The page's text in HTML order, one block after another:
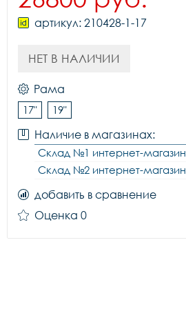
артикул: 210428-1-17
НЕТ В НАЛИЧИИ
Рама
17" 19"
Наличие в магазинах:
Склад №1 интернет-магазин
Склад №2 интернет-магазин
добавить в сравнение
Оценка 0